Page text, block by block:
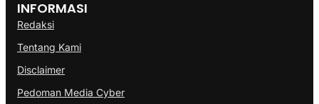
INFORMASI
Redaksi
Tentang Kami
Disclaimer
Pedoman Media Cyber